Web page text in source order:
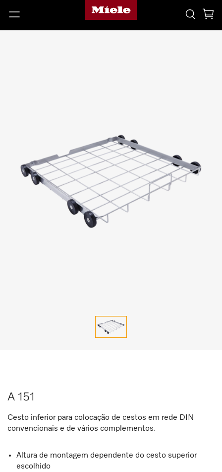
A 151
Cesto inferior para colocação de cestos em rede DIN
convencionais e de vários complementos.
Altura de montagem dependente do cesto superior
escolhido